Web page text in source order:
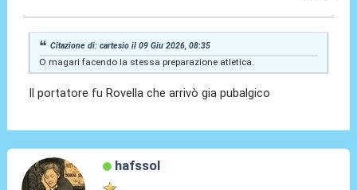
Citazione di: cartesio il 09 Giu 2026, 08:35
O magari facendo la stessa preparazione atletica.
Il portatore fu Rovella che arrivò gia pubalgico
hafssol